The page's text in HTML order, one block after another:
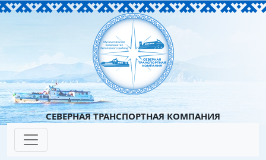
СЕВЕРНАЯ ТРАНСПОРТНАЯ КОМПАНИЯ